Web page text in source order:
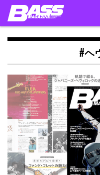
Skip
content
#ヘ